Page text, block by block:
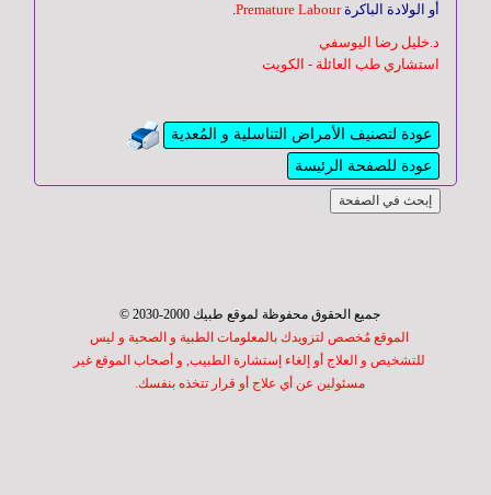
أو الولادة الباكرة Premature Labour
.
د.خليل رضا اليوسفي
استشاري طب العائلة - الكويت
عودة لتصنيف الأمراض التناسلية و المُعدية
عودة للصفحة الرئيسة
إبحث في الصفحة
جميع الحقوق محفوظة لموقع طبيك 2000-2030 ©
الموقع مُخصص لتزويدك بالمعلومات الطبية و الصحية و ليس
للتشخيص و العلاج أو إلغاء إستشارة الطبيب, و أصحاب الموقع غير
مسئولين عن أي علاج أو قرار تتخذه بنفسك.